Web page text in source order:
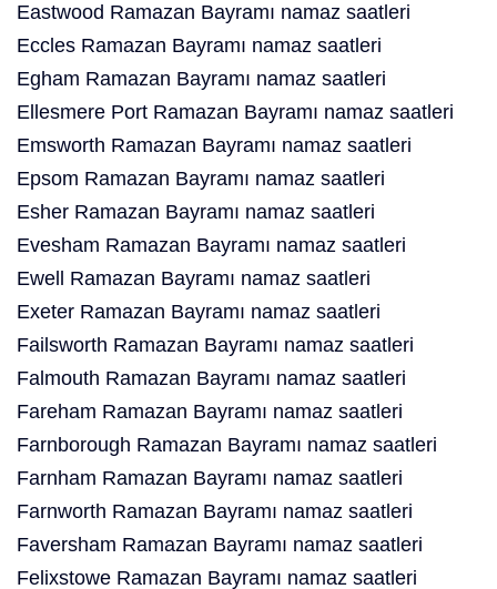
Eastwood Ramazan Bayramı namaz saatleri
Eccles Ramazan Bayramı namaz saatleri
Egham Ramazan Bayramı namaz saatleri
Ellesmere Port Ramazan Bayramı namaz saatleri
Emsworth Ramazan Bayramı namaz saatleri
Epsom Ramazan Bayramı namaz saatleri
Esher Ramazan Bayramı namaz saatleri
Evesham Ramazan Bayramı namaz saatleri
Ewell Ramazan Bayramı namaz saatleri
Exeter Ramazan Bayramı namaz saatleri
Failsworth Ramazan Bayramı namaz saatleri
Falmouth Ramazan Bayramı namaz saatleri
Fareham Ramazan Bayramı namaz saatleri
Farnborough Ramazan Bayramı namaz saatleri
Farnham Ramazan Bayramı namaz saatleri
Farnworth Ramazan Bayramı namaz saatleri
Faversham Ramazan Bayramı namaz saatleri
Felixstowe Ramazan Bayramı namaz saatleri